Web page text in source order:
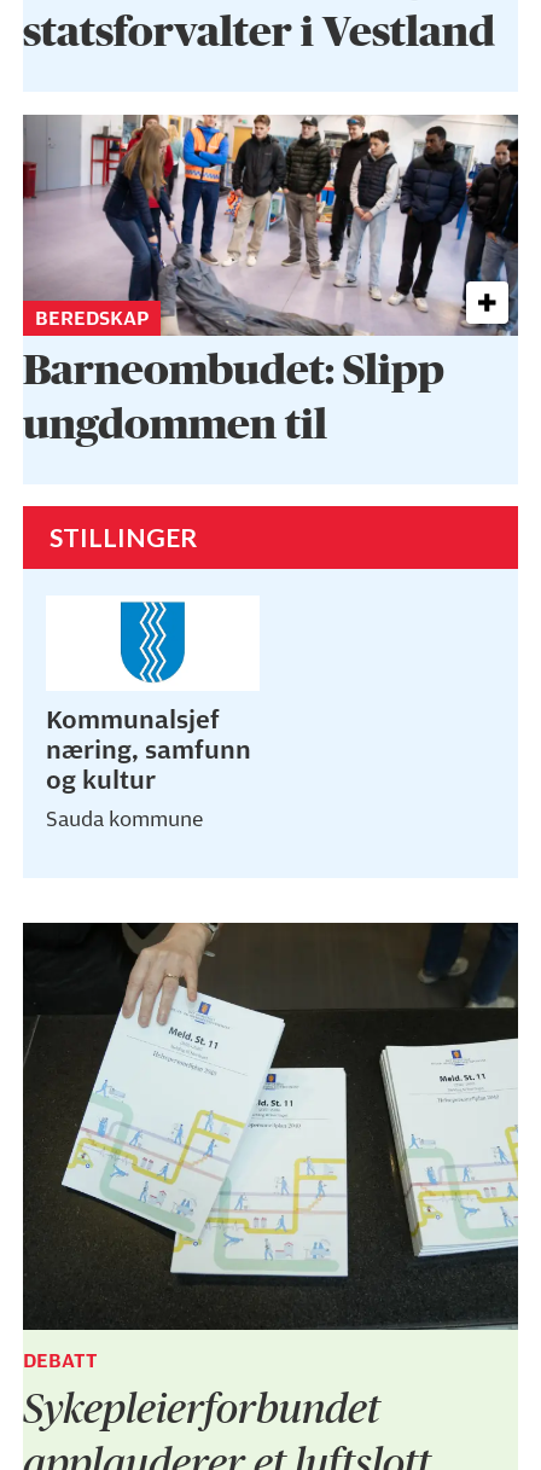
statsforvalter i Vestland
BEREDSKAP
Barneombudet: Slipp
ungdommen til
STILLINGER
Kommunalsjef
næring, samfunn
og kultur
Sauda kommune
DEBATT
Sykepleier­forbundet